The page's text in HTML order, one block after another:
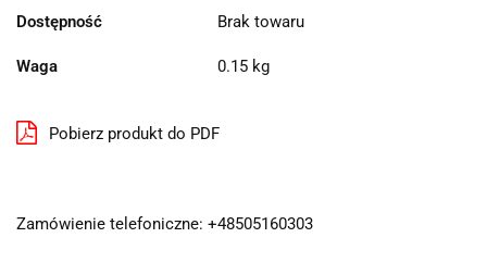
Dostępność Brak towaru
Waga 0.15 kg
Pobierz produkt do PDF
Zamówienie telefoniczne: +48505160303